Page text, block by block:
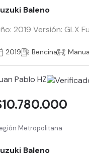
Baleno
2019 Versión: GLX
2019 Bencina
Pablo HZ
Metropolitana
Baleno